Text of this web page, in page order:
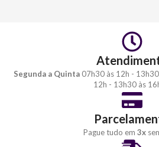
Segunda a Quinta 07h30 às 12h -
12h - 13h30 às
Pague tudo em3x